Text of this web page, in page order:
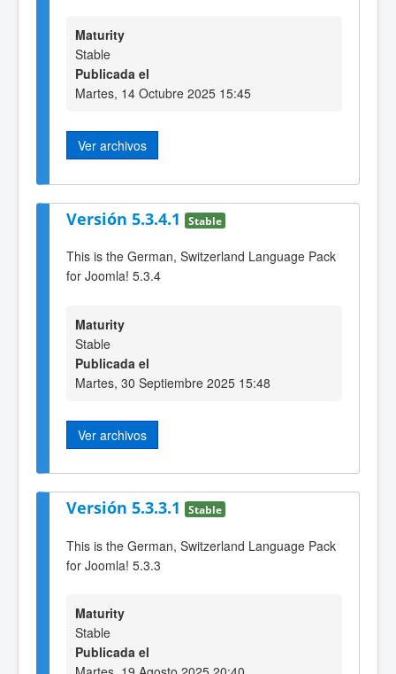
Maturity
Stable
Publicada el
Martes, 14 Octubre 2025 15:45
Ver archivos
Versión 5.3.4.1 Stable
This is the German, Switzerland Language Pack
for Joomla! 5.3.4
Maturity
Stable
Publicada el
Martes, 30 Septiembre 2025 15:48
Ver archivos
Versión 5.3.3.1 Stable
This is the German, Switzerland Language Pack
for Joomla! 5.3.3
Maturity
Stable
Publicada el